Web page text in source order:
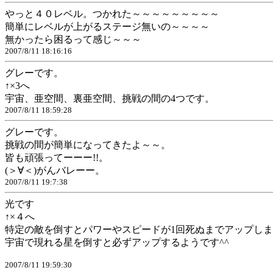
やっと４０レベル。つかれた～～～～～～～～～
簡単にレベルが上がるステージ無いの～～～～
無かったら困るって感じ～～～
2007/8/11 18:16:16
グレーです。
↑×3へ
宇宙、亜空間、裏亜空間、挑戦の間の4つです。
2007/8/11 18:59:28
グレーです。
挑戦の間が簡単になってきたよ～～。
皆も頑張ってーーー!!。
(＞∀＜)がんバレーー。
2007/8/11 19:7:38
光です
↑×４へ
特定の敵を倒すとパワーやスピードが1回死ぬまでアップし
宇宙で現れる星を倒すと必ずアップするようです^^
2007/8/11 19:59:30